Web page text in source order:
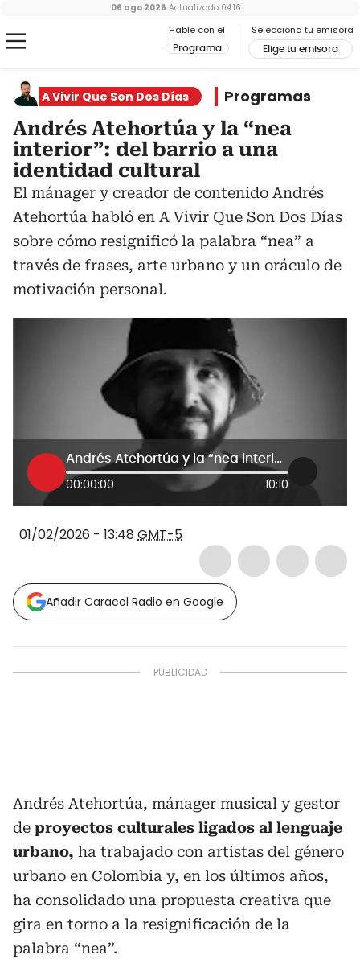
Hable con el
Programa
Selecciona tu emisora
Elige tu emisora
06 ago 2026 Actualizado 04:16
A Vivir Que Son Dos Días Programas
Andrés Atehortúa y la “nea
interior”: del barrio a una
identidad cultural
El mánager y creador de contenido Andrés
Atehortúa habló en A Vivir Que Son Dos Días
sobre cómo resignificó la palabra “nea” a
través de frases, arte urbano y un oráculo de
motivación personal.
Andrés Atehortúa y la “nea interior”: del barrio a una identidad cultural
00:00:00 10:10
01/02/2026 - 13:48 GMT-5
Añadir Caracol Radio en Google
Andrés Atehortúa, mánager musical y gestor
de proyectos culturales ligados al lenguaje
urbano, ha trabajado con artistas del género
urbano en Colombia y, en los últimos años,
ha consolidado una propuesta creativa que
gira en torno a la resignificación de la
palabra “nea”.